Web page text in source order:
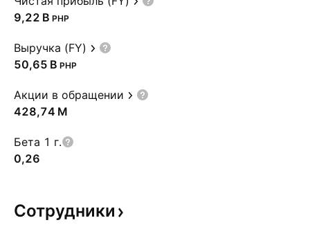
‪9,22 B‬ PHP
Выручка (FY)
‪50,65 B‬ PHP
Акции в обращении
‪428,74 M‬
Бета 1 г.
0,26
Сотрудники